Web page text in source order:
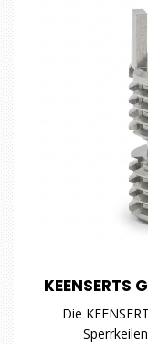
KEENSERTS
Die